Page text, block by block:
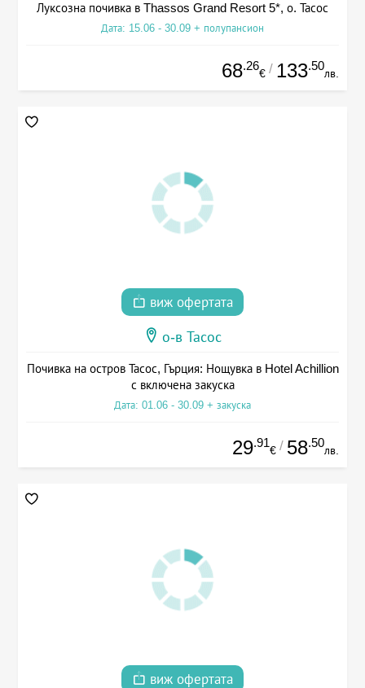
Луксозна почивка в Thassos Grand Resort 5*, о. Тасос
Дата: 15.06 - 30.09 + полупансион
68.26
€ / 133.50
лв.
виж офертата
о-в Тасос
Почивка на остров Тасос, Гърция: Нощувка в Hotel Achillion
с включена закуска
Дата: 01.06 - 30.09 + закуска
29.91
€ / 58.50
лв.
виж офертата